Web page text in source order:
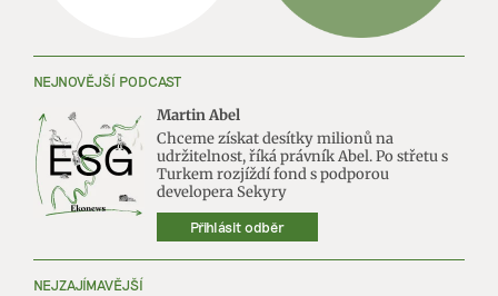
NEJNOVĚJŠÍ PODCAST
Martin Abel
Chceme získat desítky milionů na
udržitelnost, říká právník Abel. Po střetu s
Turkem rozjíždí fond s podporou
developera Sekyry
Přihlásit odběr
NEJZAJÍMAVĚJŠÍ